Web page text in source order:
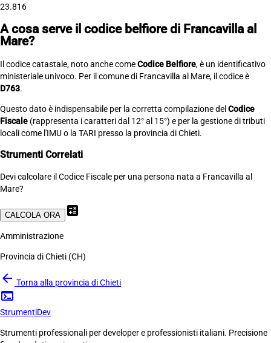
23.816
A cosa serve il codice belfiore di Francavilla al
Mare?
Il codice catastale, noto anche comeCodice Belfiore, è un identificativo
ministeriale univoco. Per il comune di Francavilla al Mare, il codice è
D763.
Questo dato è indispensabile per la corretta compilazione del Codice
Fiscale (rappresenta i caratteri dal 12° al 15°) e per la gestione di tributi
locali come l'IMU o la TARI presso la provincia di Chieti.
Strumenti Correlati
Devi calcolare il Codice Fiscale per una persona nata a Francavilla al
Mare?
CALCOLA ORA calculate
Amministrazione
Provincia di Chieti (CH)
arrow_back Torna alla provincia di Chieti
terminal
StrumentiDev
Strumenti professionali per developer e professionisti italiani. Precisione